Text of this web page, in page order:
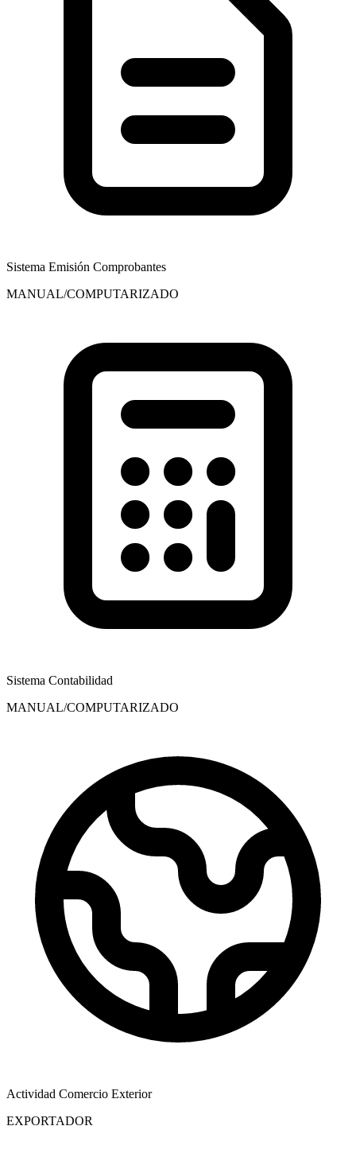
Sistema Emisión Comprobantes
MANUAL/COMPUTARIZADO
Sistema Contabilidad
MANUAL/COMPUTARIZADO
Actividad Comercio Exterior
EXPORTADOR